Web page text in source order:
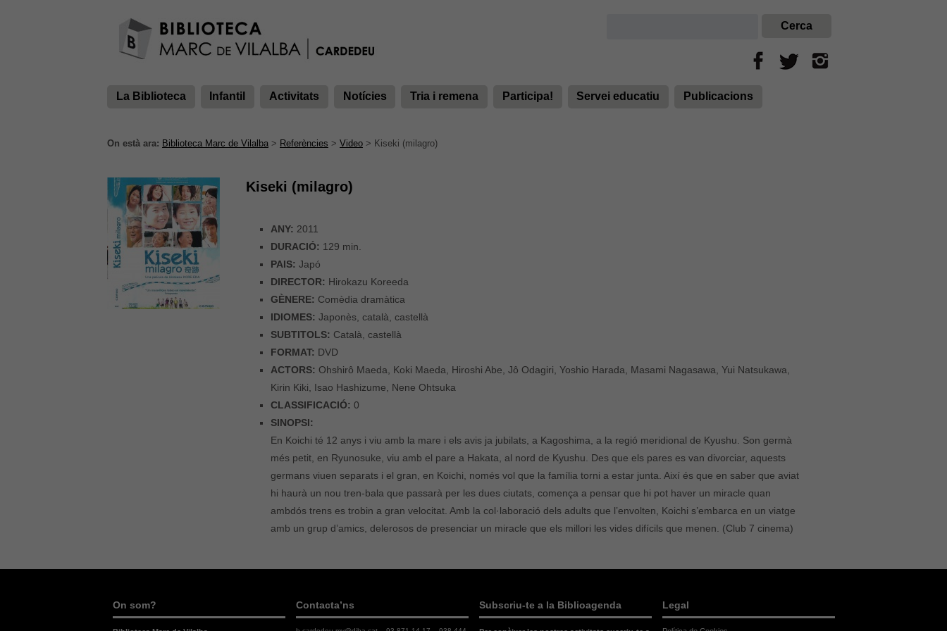
La Biblioteca Infantil Activitats Notícies Tria i remena Participa! Servei educatiu Publicacions
On està ara: Biblioteca Marc de Vilalba > Referències > Video > Kiseki (milagro)
Kiseki (milagro)
ANY: 2011
DURACIÓ: 129 min.
PAIS: Japó
DIRECTOR: Hirokazu Koreeda
GÈNERE: Comèdia dramàtica
IDIOMES: Japonès, català, castellà
SUBTITOLS: Català, castellà
FORMAT: DVD
ACTORS: Ohshirô Maeda, Koki Maeda, Hiroshi Abe, Jô Odagiri, Yoshio Harada, Masami Nagasawa, Yui Natsukawa,
Kirin Kiki, Isao Hashizume, Nene Ohtsuka
CLASSIFICACIÓ: 0
SINOPSI:
En Koichi té 12 anys i viu amb la mare i els avis ja jubilats, a Kagoshima, a la regió meridional de Kyushu. Son germà
més petit, en Ryunosuke, viu amb el pare a Hakata, al nord de Kyushu. Des que els pares es van divorciar, aquests
germans viuen separats i el gran, en Koichi, només vol que la família torni a estar junta. Així és que en saber que aviat
hi haurà un nou tren-bala que passarà per les dues ciutats, comença a pensar que hi pot haver un miracle quan
ambdós trens es trobin a gran velocitat. Amb la col·laboració dels adults que l’envolten, Koichi s’embarca en un viatge
amb un grup d’amics, delerosos de presenciar un miracle que els millori les vides difícils que menen. (Club 7 cinema)
On som? Contacta’ns Subscriu-te a la Biblioagenda Legal